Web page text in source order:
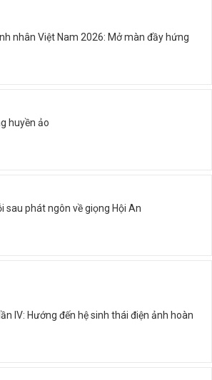
nhân Việt Nam 2026: Mở màn đầy hứng
huyền ảo
sau phát ngôn về giọng Hội An
IV: Hướng đến hệ sinh thái điện ảnh hoàn